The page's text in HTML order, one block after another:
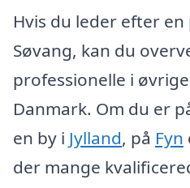
Hvis du leder efter
Søvang, kan du
professionelle i
Danmark. Om du er
en by i Jylland, på Fyn
der mange